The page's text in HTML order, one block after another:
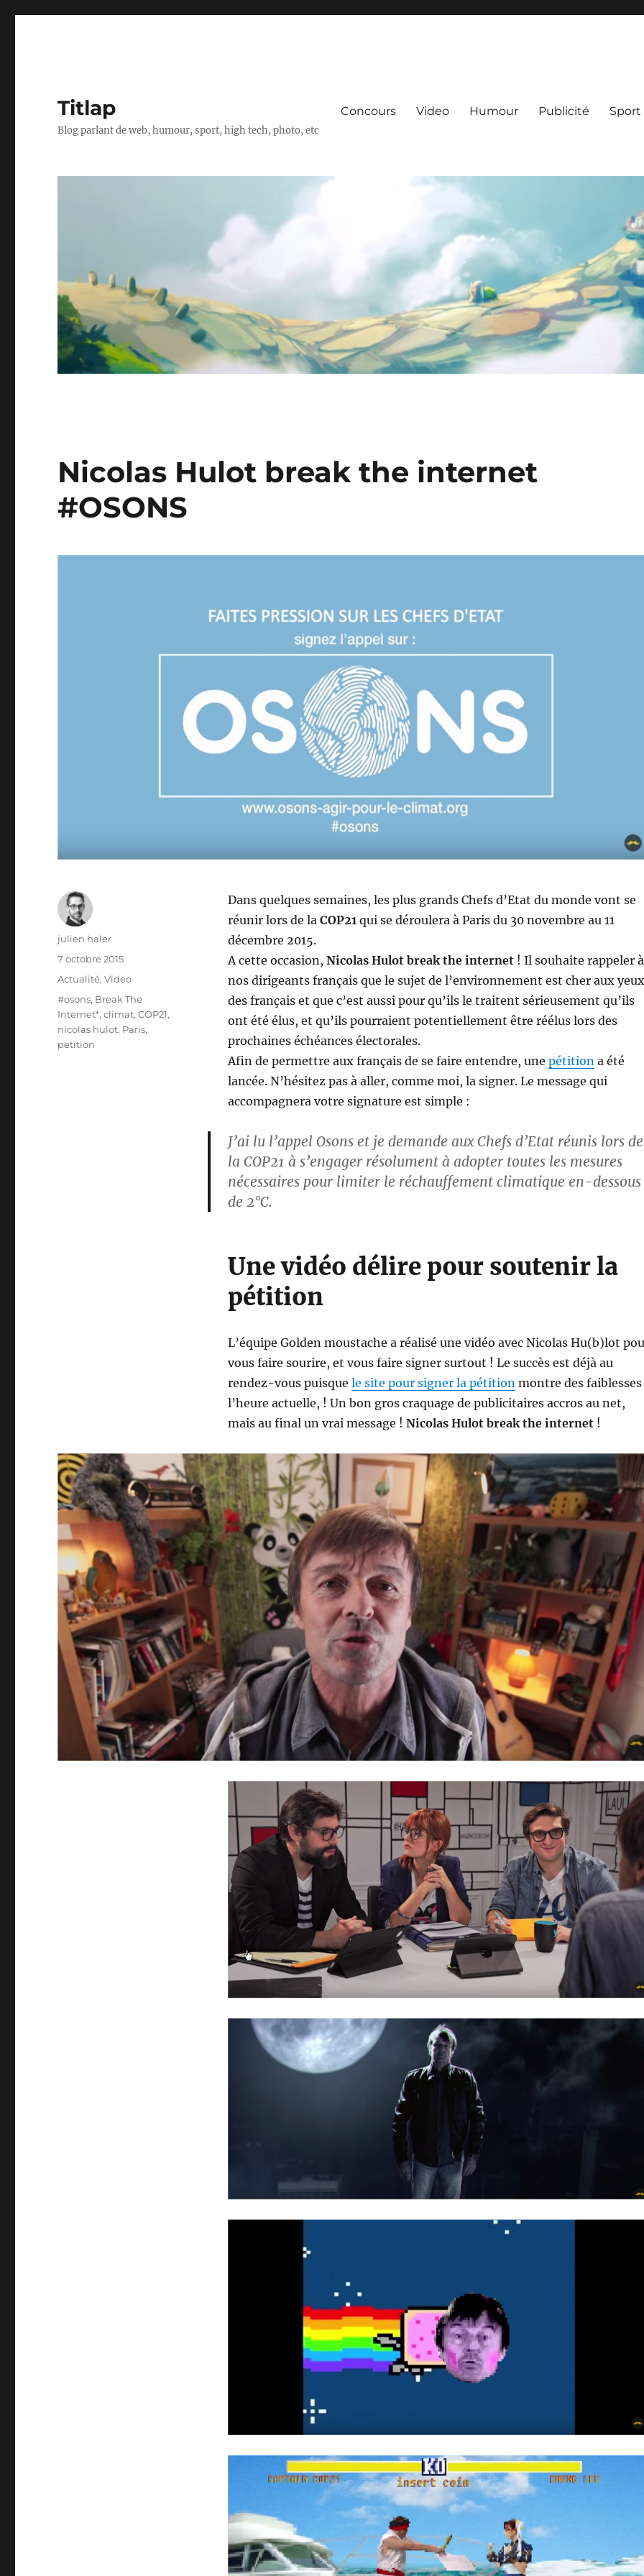
Titlap
Blog parlant de web, humour, sport, high tech, photo, etc
Concours Video Humour Publicité Sport
Nicolas Hulot break the internet
#OSONS
Dans quelques semaines, les plus grands Chefs d’Etat du monde vont se
réunir lors de la COP21 qui se déroulera à Paris du 30 novembre au 11
décembre 2015.
A cette occasion, Nicolas Hulot break the internet! Il souhaite rappeler à
nos dirigeants français que le sujet de l’environnement est cher aux yeux
des français et que c’est aussi pour qu’ils le traitent sérieusement qu’ils
ont été élus, et qu’ils pourraient potentiellement être réélus lors des
prochaines échéances électorales.
Afin de permettre aux français de se faire entendre, une pétitiona été
lancée. N’hésitez pas à aller, comme moi, la signer. Le message qui
accompagnera votre signature est simple :
J’ai lu l’appel Osons et je demande aux Chefs d’Etat réunis lors de
la COP21 à s’engager résolument à adopter toutes les mesures
nécessaires pour limiter le réchauffement climatique en-dessous
de 2°C.
Une vidéo délire pour soutenir la
pétition
L’équipe Golden moustache a réalisé une vidéo avec Nicolas Hu(b)lot
vous faire sourire, et vous faire signer surtout ! Le succès est déjà au
rendez-vous puisque le site pour signer la pétitionmontre des faiblesses
l’heure actuelle, ! Un bon gros craquage de publicitaires accros au net,
mais au final un vrai message ! Nicolas Hulot break the internet!
Auteur
julien haler
Publié
le
7 octobre 2015
Catégories
Actualité,Video
Étiquettes
#osons, Break The
Internet*,climat,COP21,
nicolas hulot, Paris,
petition